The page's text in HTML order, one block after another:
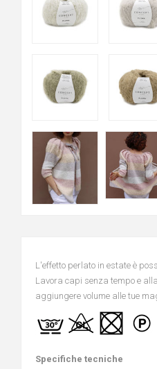
L'effetto perlato in estate è
Lavora capi senza tempo e
aggiungere volume alle tue
Specifiche tecniche